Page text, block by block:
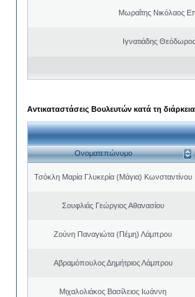
Μωραΐτης Νικόλαος
Ιγνατιάδης
Αντικαταστάσεις Βουλευτών κατά τη
Ονοματεπώνυμο
Τσόκλη Μαρία Γλυκερία (Μάγια) Κωνσταντίνου
Σουφλιάς Γεώργιος Αθανασίου
Ζούνη Παναγιώτα (Πέμη) Λάμπρου
Αβραμόπουλος Δημήτριος Λάμπρου
Μιχαλολιάκος Βασίλειος Ιωάννη